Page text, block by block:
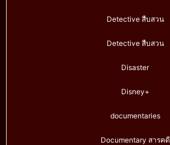
Detective สืบสวน
Detective สืบสวน
Disaster
Disney+
documentaries
Documentary สารคดี